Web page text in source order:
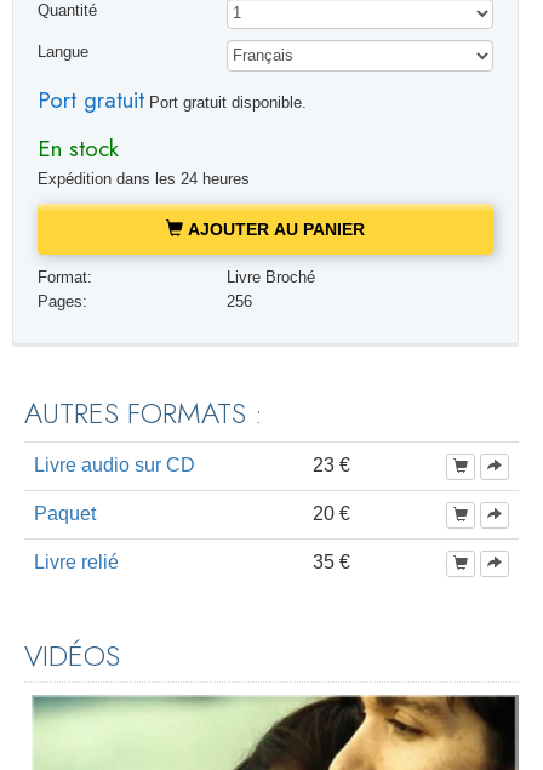
Quantité
Langue
Port gratuitPort gratuit disponible.
En stock
Expédition dans les 24 heures
AJOUTER AU PANIER
Format:
Livre Broché
Pages:
256
AUTRES FORMATS :
Livre audio sur CD 23 €
Paquet 20 €
Livre relié 35 €
VIDÉOS